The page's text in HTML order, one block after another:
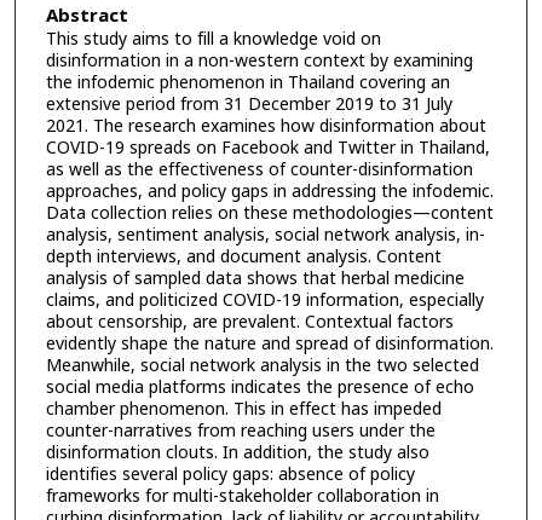
Abstract
This study aims to fill a knowledge void on
disinformation in a non-western context by examining
the infodemic phenomenon in Thailand covering an
extensive period from 31 December 2019 to 31 July
2021. The research examines how disinformation about
COVID-19 spreads on Facebook and Twitter in Thailand,
as well as the effectiveness of counter-disinformation
approaches, and policy gaps in addressing the infodemic.
Data collection relies on these methodologies—content
analysis, sentiment analysis, social network analysis, in-
depth interviews, and document analysis. Content
analysis of sampled data shows that herbal medicine
claims, and politicized COVID-19 information, especially
about censorship, are prevalent. Contextual factors
evidently shape the nature and spread of disinformation.
Meanwhile, social network analysis in the two selected
social media platforms indicates the presence of echo
chamber phenomenon. This in effect has impeded
counter-narratives from reaching users under the
disinformation clouts. In addition, the study also
identifies several policy gaps: absence of policy
frameworks for multi-stakeholder collaboration in